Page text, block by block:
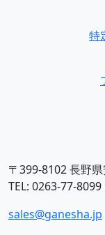
特
〒399-8102 長野
TEL: 0263-77-8099
sales@ganesha.jp